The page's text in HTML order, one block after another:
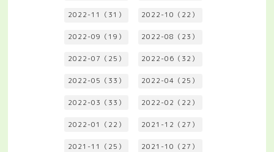
2022-11（31） 2022-10（22）
2022-09（19） 2022-08（23）
2022-07（25） 2022-06（32）
2022-05（33） 2022-04（25）
2022-03（33） 2022-02（22）
2022-01（22） 2021-12（27）
2021-11（25） 2021-10（27）